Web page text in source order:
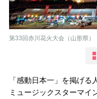
第33回赤川花火大会（山形県
「感動日本一」を掲げ
ミュージックスターマイ